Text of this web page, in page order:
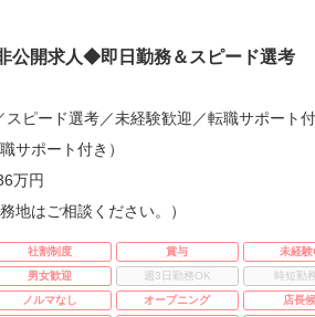
公開求人◆即日勤務＆スピード選考
スピード選考／未経験歓迎／転職サポート
サポート付き）
万円
地はご相談ください。）
社割制度 賞与
未経
男女歓迎 週3日勤務OK
時短勤
ノルマなし オープニング
店長